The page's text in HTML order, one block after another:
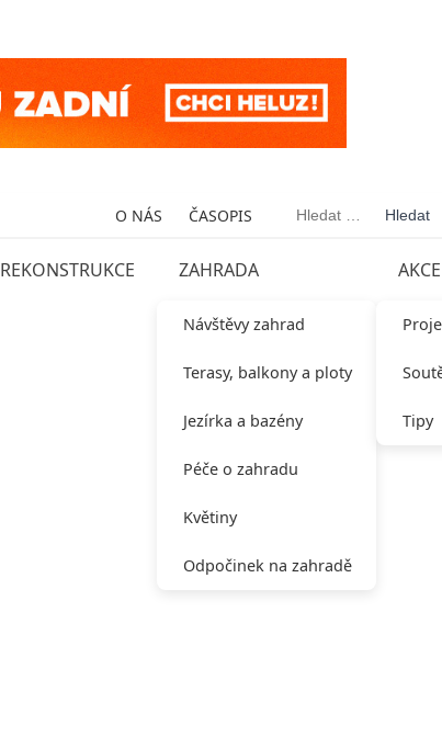
O NÁS ČASOPIS Vyhledávání
REKONSTRUKCE ZAHRADA
Návštěvy zahrad
Terasy, balkony a ploty
Jezírka a bazény
Péče o zahradu
Květiny
Odpočinek na zahradě
AKCE
Tipy